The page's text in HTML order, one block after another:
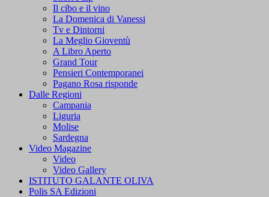
Il cibo e il vino
La Domenica di Vanessi
Tv e Dintorni
La Meglio Gioventù
A Libro Aperto
Grand Tour
Pensieri Contemporanei
Pagano Rosa risponde
Dalle Regioni
Campania
Liguria
Molise
Sardegna
Video Magazine
Video
Video Gallery
ISTITUTO GALANTE OLIVA
Polis SA Edizioni